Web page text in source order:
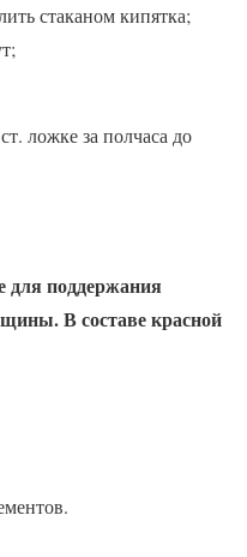
стаканом кипятка;
ложке за полчаса до
для поддержания
В составе красной